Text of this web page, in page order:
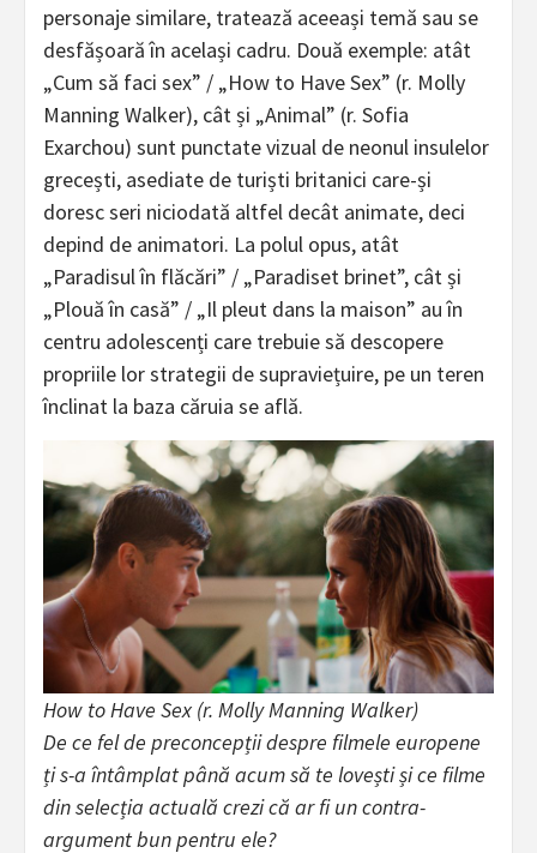
personaje similare, tratează aceeași temă sau se
desfășoară în același cadru. Două exemple: atât
„Cum să faci sex” / „How to Have Sex” (r. Molly
Manning Walker), cât și „Animal” (r. Sofia
Exarchou) sunt punctate vizual de neonul insulelor
grecești, asediate de turiști britanici care-și
doresc seri niciodată altfel decât animate, deci
depind de animatori. La polul opus, atât
„Paradisul în flăcări” / „Paradiset brinet”, cât și
„Plouă în casă” / „Il pleut dans la maison” au în
centru adolescenți care trebuie să descopere
propriile lor strategii de supraviețuire, pe un teren
înclinat la baza căruia se află.
How to Have Sex (r. Molly Manning Walker)
De ce fel de preconcepții despre filmele europene
ți s-a întâmplat până acum să te lovești și ce filme
din selecția actuală crezi că ar fi un contra-
argument bun pentru ele?